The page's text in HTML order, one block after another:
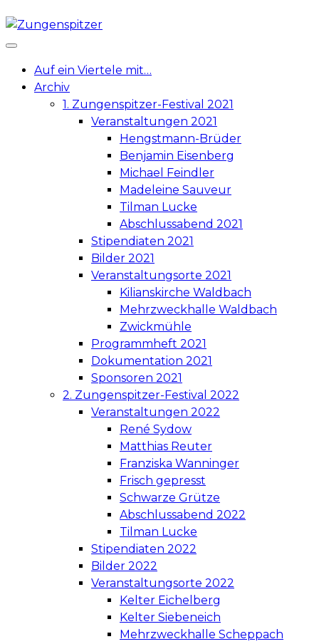
Skip
to
content
Auf ein Viertele mit…
Archiv
1. Zungenspitzer-Festival 2021
Veranstaltungen 2021
Hengstmann-Brüder
Benjamin Eisenberg
Michael Feindler
Madeleine Sauveur
Tilman Lucke
Abschlussabend 2021
Stipendiaten 2021
Bilder 2021
Veranstaltungsorte 2021
Kilianskirche Waldbach
Mehrzweckhalle Waldbach
Zwickmühle
Programmheft 2021
Dokumentation 2021
Sponsoren 2021
2. Zungenspitzer-Festival 2022
Veranstaltungen 2022
René Sydow
Matthias Reuter
Franziska Wanninger
Frisch gepresst
Schwarze Grütze
Abschlussabend 2022
Tilman Lucke
Stipendiaten 2022
Bilder 2022
Veranstaltungsorte 2022
Kelter Eichelberg
Kelter Siebeneich
Mehrzweckhalle Scheppach